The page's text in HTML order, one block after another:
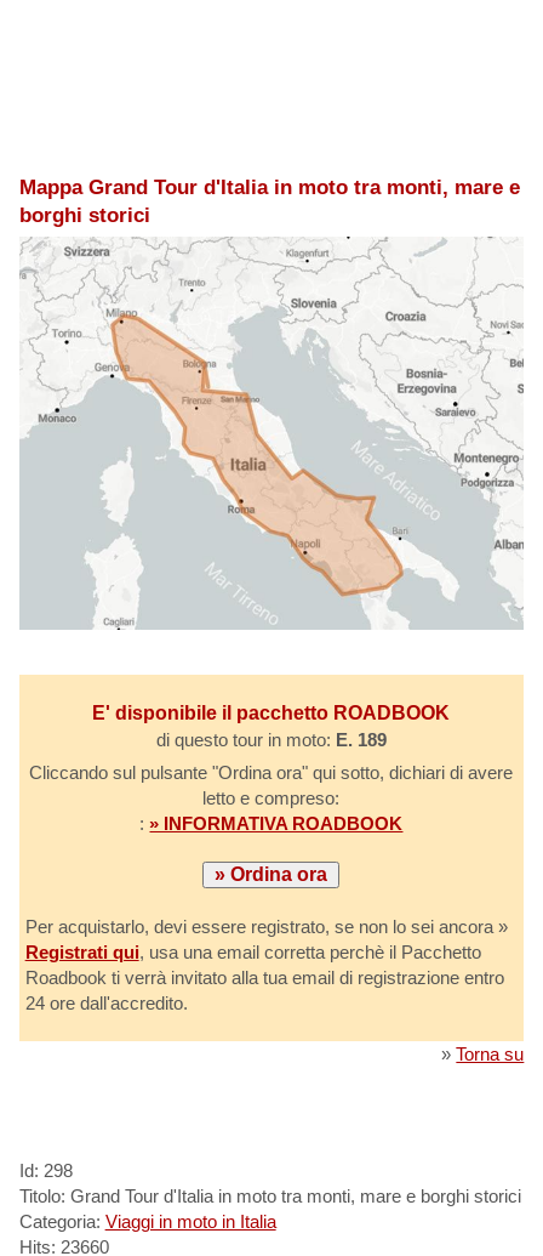
Mappa Grand Tour d'Italia in moto tra monti, mare e
borghi storici
E' disponibile il pacchetto ROADBOOK
di questo tour in moto: E. 189
Cliccando sul pulsante "Ordina ora" qui sotto, dichiari di avere
letto e compreso:
:» INFORMATIVA ROADBOOK
Per acquistarlo, devi essere registrato, se non lo sei ancora »
Registrati qui, usa una email corretta perchè il Pacchetto
Roadbook ti verrà invitato alla tua email di registrazione entro
24 ore dall'accredito.
»Torna su
Id: 298
Titolo: Grand Tour d'Italia in moto tra monti, mare e borghi storici
Categoria: Viaggi in moto in Italia
Hits: 23660